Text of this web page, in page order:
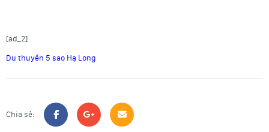
[ad_2]
Du thuyền 5 sao Hạ Long
Chia sẻ: